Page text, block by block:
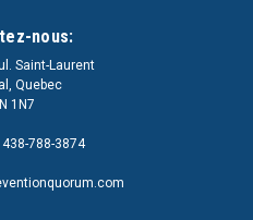
nous:
Saint-Laurent
Quebec
1N7
788-3874